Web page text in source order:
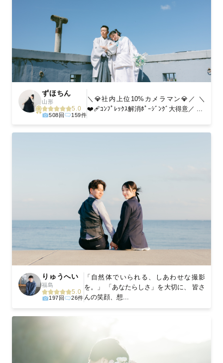
ずほちん
山形
5.0
508回 159件
＼💎社内上位10%カメラマン💎／ ＼
❤️‍🩹ｺﾝﾌﾟﾚｯｸｽ解消ﾎﾟｰｼﾞﾝｸﾞ大得意／ ...
りゅうへい
福島
5.0
197回 26件
「自然体でいられる、しあわせな撮影
を。」 「あなたらしさ」を大切に、 皆さ
んの笑顔、想...